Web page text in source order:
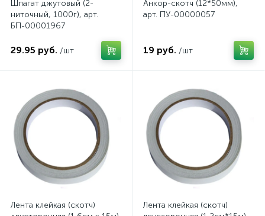
Шпагат джутовый (2-
ниточный, 1000г), арт.
БП-00001967
29.95 руб. /шт
Анкор-скотч (12*50мм),
арт. ПУ-00000057
19 руб. /шт
Лента клейкая (скотч)
Лента клейкая (скотч)